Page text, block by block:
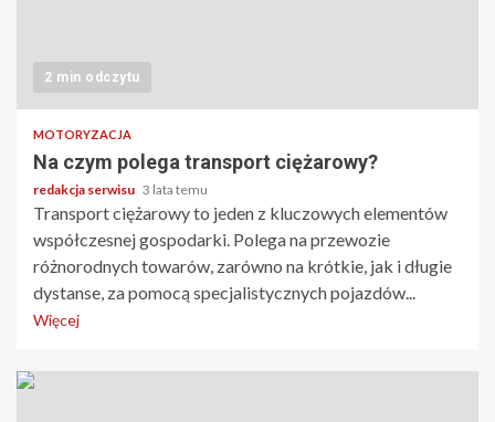
2 min odczytu
MOTORYZACJA
Na czym polega transport ciężarowy?
redakcja serwisu 3 lata temu
Transport ciężarowy to jeden z kluczowych elementów
współczesnej gospodarki. Polega na przewozie
różnorodnych towarów, zarówno na krótkie, jak i długie
dystanse, za pomocą specjalistycznych pojazdów...
Więcej